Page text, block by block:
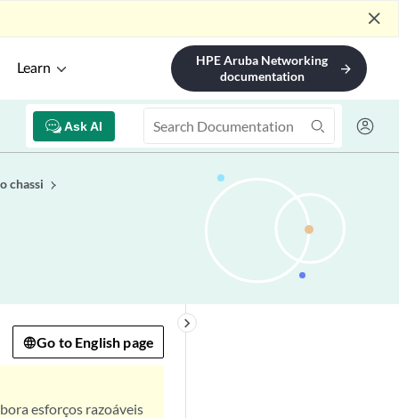
close
Learn
HPE Aruba Networking
documentation
arrow_forward
Ask AI
chassi
keyboard_arrow_right
Go to English page
esforços razoáveis